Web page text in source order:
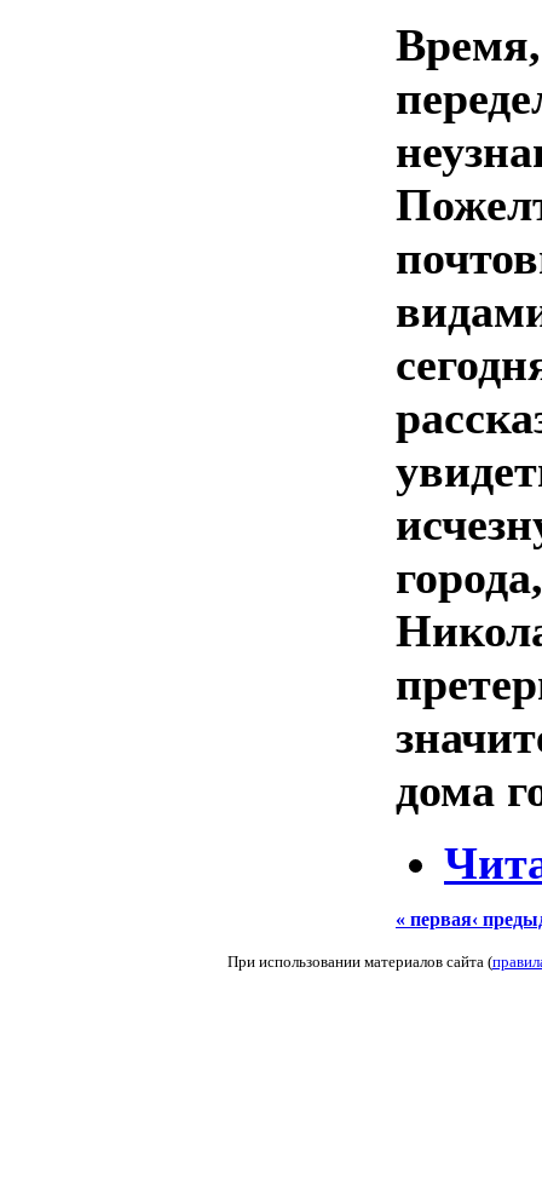
дома
« первая‹
При использовании материалов сайта (